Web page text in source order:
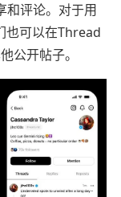
和评论。对于用
也可以在Thread
公开帖子。